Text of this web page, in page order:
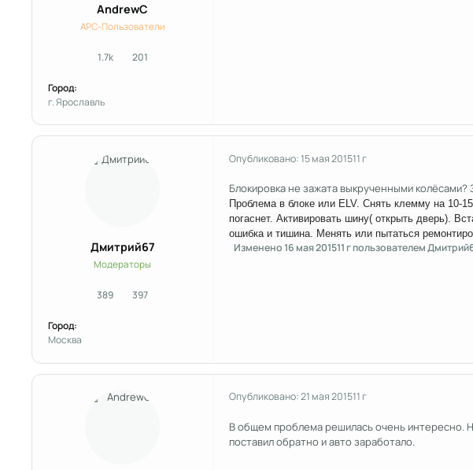
AndrewC
APC-Пользователи
1.7kсообщения
201Репутация
Город:
г. Ярославль
Дмитрий67
Модераторы
389сообщения
397Репутация
Город:
Москва
Опубликовано:15 мая 201511 г
Блокировка не зажата выкрученными
Проблема в блоке или ELV. Снять клемму на 10-
погаснет. Активировать шину( открыть дверь).
ошибка и тишина. Менять или пытаться
Изменено16 мая 201511 гпользователем
Опубликовано:21 мая 201511 г
В общем проблема решилась очень интересно.
поставил обратно и авто заработало.